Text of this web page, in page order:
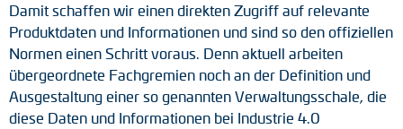
AC Synchrongeneratoren
Damit schaffen wir einen direkten Zugriff auf relevante
Produktdaten und Informationen und sind so den offiziellen
Normen einen Schritt voraus. Denn aktuell arbeiten
übergeordnete Fachgremien noch an der Definition und
Ausgestaltung einer so genannten Verwaltungsschale, die
diese Daten und Informationen bei Industrie 4.0